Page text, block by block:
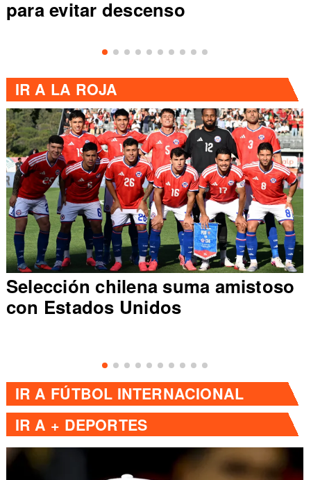
de Primera al
IR A LA ROJA
Selección chilena suma amistoso
con Estados Unidos
IR A FÚTBOL INTERNACIONAL
IR A + DEPORTES